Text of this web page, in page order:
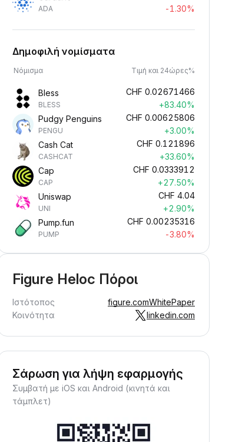
ADA
-1.30%
Δημοφιλή νομίσματα
Νόμισμα Τιμή και 24ώρες%
Bless
BLESS
CHF 0.02671466
+83.40%
Pudgy Penguins
PENGU
CHF 0.00625806
+3.00%
Cash Cat
CASHCAT
CHF 0.121896
+33.60%
Cap
CAP
CHF 0.0333912
+27.50%
Uniswap
UNI
CHF 4.04
+2.90%
Pump.fun
PUMP
CHF 0.00235316
-3.80%
Figure Heloc Πόροι
Ιστότοπος figure.comWhitePaper
Κοινότητα
linkedin.com
Σάρωση για λήψη εφαρμογής
Συμβατή με iOS και Android (κινητά και
τάμπλετ)